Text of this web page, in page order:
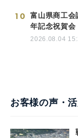
10
富山県商工会
年記念祝賀
2026.08.04
お客様の声・